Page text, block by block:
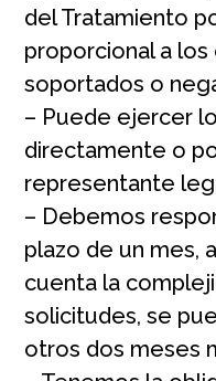
del Tratamiento
proporcional a
soportados o
– Puede ejercer
directamente o
representante
– Debemos
plazo de un mes,
cuenta la
solicitudes, se
otros dos meses